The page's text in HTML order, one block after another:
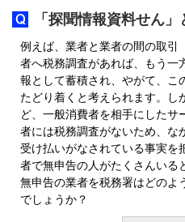
「探聞情報資料せん」
例えば、業者と業者の間の取引
者へ税務調査があれば、もう一
報として蓄積され、やがて、こ
たどり着くと考えられます。し
ど、一般消費者を相手にした
者には税務調査がないため、な
受け払いがなされている事実を
者で無申告の人がたくさんいる
無申告の業者を税務署はどのよ
でしょうか？